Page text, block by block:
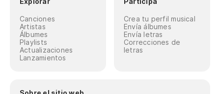
Canciones
Artistas
Álbumes
Playlists
Actualizaciones
Lanzamientos
Crea tu perfil musical
Envía álbumes
Envía letras
Correcciones de
letras